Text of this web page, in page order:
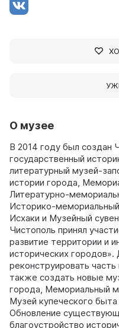
О музее
В 2014 году был создан
государственный
литературный музей-
истории города,
Литературно-
Историко-
Исхаки и Музейный
Чистополь принял
развитие территории и
исторических
реконструировать
также создать новые
города, Мемориальный
Музей купеческого
Обновление
благоустройство